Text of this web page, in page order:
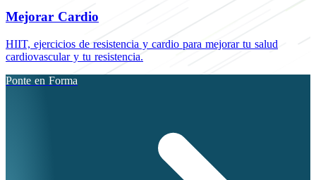
Mejorar Cardio
HIIT, ejercicios de resistencia y cardio para mejorar tu salud
cardiovascular y tu resistencia.
Ponte en Forma